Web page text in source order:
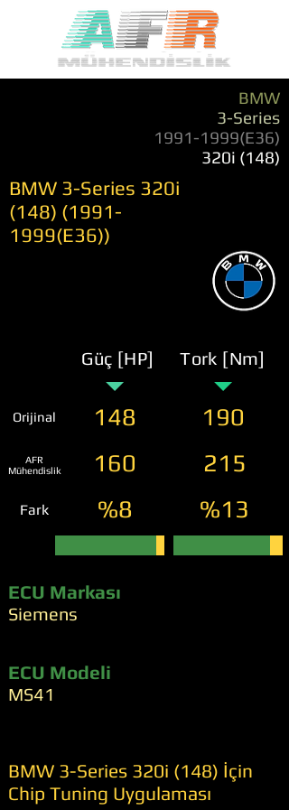
BMW
3-Series
1991-1999(E36)
320i (148)
BMW 3-Series 320i
(148) (1991-
1999(E36))
Güç [HP] Tork [Nm]
Orijinal 148 190
AFR
Mühendislik
160 215
Fark %8 %13
ECU Markası
Siemens
ECU Modeli
MS41
BMW 3-Series 320i (148) İçin
Chip Tuning Uygulaması